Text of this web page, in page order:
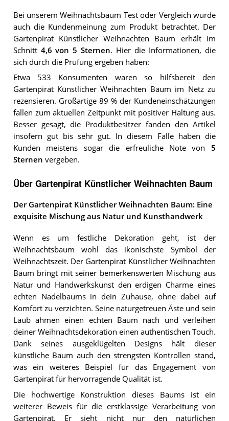
Bei unseremWeihnachtsbaum Test oder Vergleich wurde
auch die Kundenmeinung zum Produkt betrachtet. Der
Gartenpirat Künstlicher Weihnachten Baum erhält im
Schnitt 4,6 von 5 Sternen. Hier die Informationen, die
sich durch die Prüfung ergeben haben:
Etwa 533 Konsumenten waren so hilfsbereit den
Gartenpirat Künstlicher Weihnachten Baum im Netz zu
rezensieren. Großartige 89 % der Kundeneinschätzungen
fallen zum aktuellen Zeitpunkt mit positiver Haltung aus.
Besser gesagt, die Produktbesitzer fanden den Artikel
insofern gut bis sehr gut. In diesem Falle haben die
Kunden meistens sogar die erfreuliche Note von 5
Sternen vergeben.
Über Gartenpirat Künstlicher Weihnachten Baum
Der Gartenpirat Künstlicher Weihnachten Baum: Eine
exquisite Mischung aus Natur und Kunsthandwerk
Wenn es um festliche Dekoration geht, ist der
Weihnachtsbaum wohl das ikonischste Symbol der
Weihnachtszeit. Der Gartenpirat Künstlicher Weihnachten
Baum bringt mit seiner bemerkenswerten Mischung aus
Natur und Handwerkskunst den erdigen Charme eines
echten Nadelbaums in dein Zuhause, ohne dabei auf
Komfort zu verzichten. Seine naturgetreuen Äste und sein
Laub ahmen einen echten Baum nach und verleihen
deiner Weihnachtsdekoration einen authentischen Touch.
Dank seines ausgeklügelten Designs hält dieser
künstliche Baum auch den strengsten Kontrollen stand,
was ein weiteres Beispiel für das Engagement von
Gartenpirat für hervorragende Qualität ist.
Die hochwertige Konstruktion dieses Baums ist ein
weiterer Beweis für die erstklassige Verarbeitung von
Gartenpirat. Er sieht nicht nur den natürlichen